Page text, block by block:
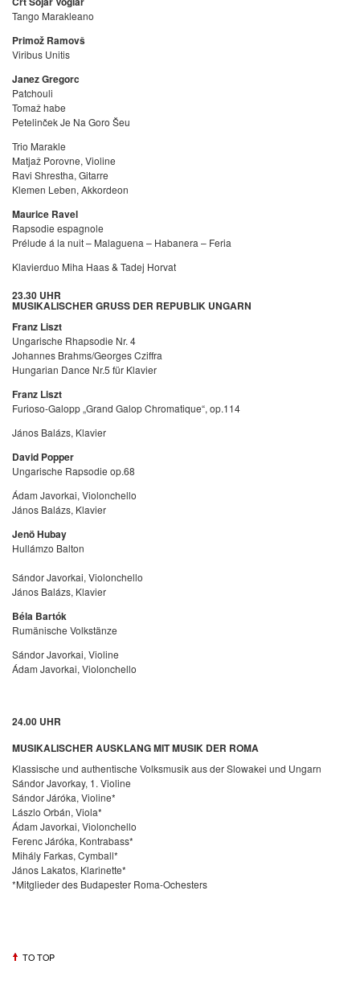
Tango Marakleano
Primož Ramovš
Viribus Unitis
Janez Gregorc
Patchouli
Tomaž habe
Petelinček Je Na Goro Šeu
Trio Marakle
Matjaž Porovne, Violine
Ravi Shrestha, Gitarre
Klemen Leben, Akkordeon
Maurice Ravel
Rapsodie espagnole
Prélude á la nuit – Malaguena – Habanera – Feria
Klavierduo Miha Haas & Tadej Horvat
23.30 UHR
MUSIKALISCHER GRUSS DER REPUBLIK UNGARN
Franz Liszt
Ungarische Rhapsodie Nr. 4
Johannes Brahms/Georges Cziffra
Hungarian Dance Nr.5 für Klavier
Franz Liszt
Furioso-Galopp „Grand Galop Chromatique“, op.114
János Balázs, Klavier
David Popper
Ungarische Rapsodie op.68
Ádam Javorkai, Violonchello
János Balázs, Klavier
Jenö Hubay
Hullámzo Balton
Sándor Javorkai, Violonchello
János Balázs, Klavier
Béla Bartók
Rumänische Volkstänze
Sándor Javorkai, Violine
Ádam Javorkai, Violonchello
24.00 UHR
MUSIKALISCHER AUSKLANG MIT MUSIK DER ROMA
Klassische und authentische Volksmusik aus der Slowakei und Ungarn
Sándor Javorkay, 1. Violine
Sándor Járóka, Violine*
Lászlo Orbán, Viola*
Ádam Javorkai, Violonchello
Ferenc Járóka, Kontrabass*
Mihály Farkas, Cymball*
János Lakatos, Klarinette*
*Mitglieder des Budapester Roma-Ochesters
TO TOP